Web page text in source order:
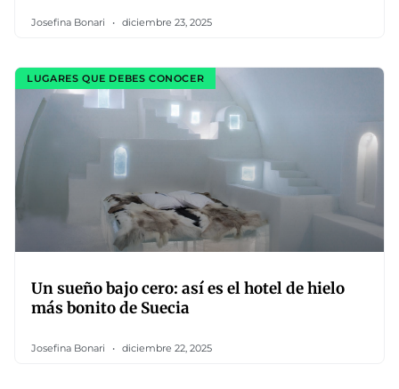
Josefina Bonari diciembre 23, 2025
LUGARES QUE DEBES CONOCER
Un sueño bajo cero: así es el hotel de hielo
más bonito de Suecia
Josefina Bonari diciembre 22, 2025